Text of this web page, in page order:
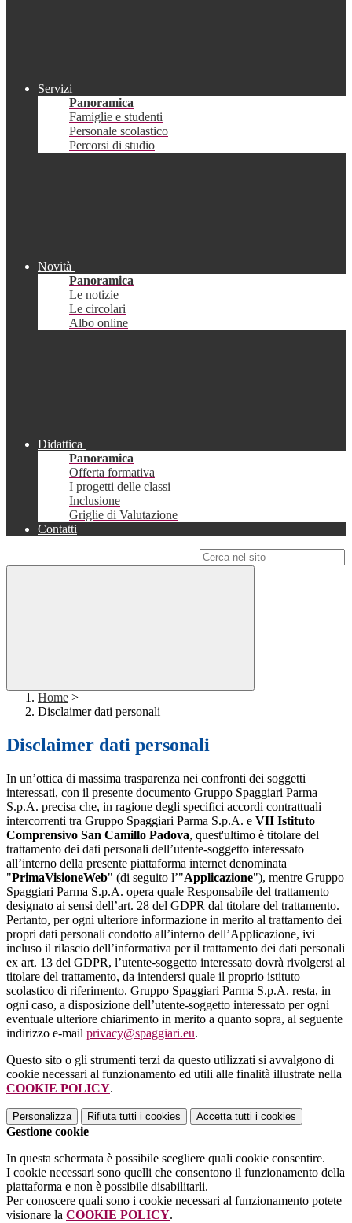
Servizi
Panoramica
Famiglie e studenti
Personale scolastico
Percorsi di studio
Novità
Panoramica
Le notizie
Le circolari
Albo online
Didattica
Panoramica
Offerta formativa
I progetti delle classi
Inclusione
Griglie di Valutazione
Contatti
Home >
Disclaimer dati personali
Disclaimer dati personali
In un’ottica di massima trasparenza nei confronti dei soggetti
interessati, con il presente documento Gruppo Spaggiari Parma
S.p.A. precisa che, in ragione degli specifici accordi contrattuali
intercorrenti tra Gruppo Spaggiari Parma S.p.A. e VII Istituto
Comprensivo San Camillo Padova, quest'ultimo è titolare del
trattamento dei dati personali dell’utente-soggetto interessato
all’interno della presente piattaforma internet denominata
"PrimaVisioneWeb" (di seguito l’"Applicazione"), mentre Gruppo
Spaggiari Parma S.p.A. opera quale Responsabile del trattamento
designato ai sensi dell’art. 28 del GDPR dal titolare del trattamento.
Pertanto, per ogni ulteriore informazione in merito al trattamento dei
propri dati personali condotto all’interno dell’Applicazione, ivi
incluso il rilascio dell’informativa per il trattamento dei dati personali
ex art. 13 del GDPR, l’utente-soggetto interessato dovrà rivolgersi al
titolare del trattamento, da intendersi quale il proprio istituto
scolastico di riferimento. Gruppo Spaggiari Parma S.p.A. resta, in
ogni caso, a disposizione dell’utente-soggetto interessato per ogni
eventuale ulteriore chiarimento in merito a quanto sopra, al seguente
indirizzo e-mail privacy@spaggiari.eu.
Questo sito o gli strumenti terzi da questo utilizzati si avvalgono di
cookie necessari al funzionamento ed utili alle finalità illustrate nella
COOKIE POLICY.
Personalizza Rifiuta tutti i cookies Accetta tutti i cookies
Gestione cookie
In questa schermata è possibile scegliere quali cookie consentire.
I cookie necessari sono quelli che consentono il funzionamento della
piattaforma e non è possibile disabilitarli.
Per conoscere quali sono i cookie necessari al funzionamento potete
visionare la COOKIE POLICY.